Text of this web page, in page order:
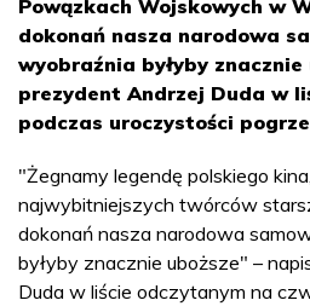
Powązkach Wojskowych w
dokonań nasza narodowa
wyobraźnia byłyby znacznie
prezydent Andrzej Duda w
podczas uroczystości
"Żegnamy legendę polskiego
najwybitniejszych twórców
dokonań nasza narodowa
byłyby znacznie uboższe" –
Duda w liście odczytanym na